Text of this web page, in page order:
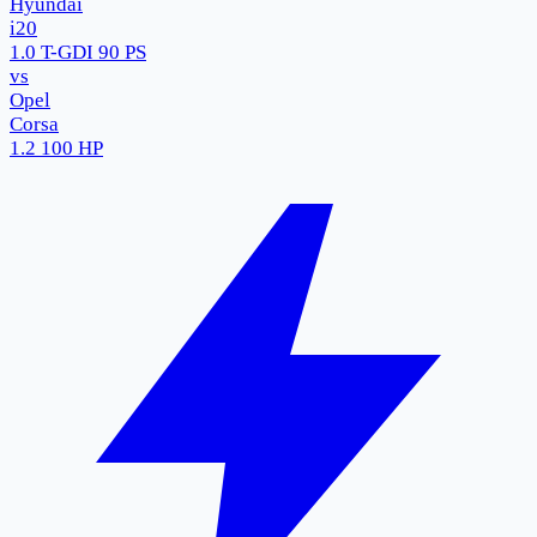
i20
1.0 T-GDI 90 PS
vs
Opel
Corsa
1.2 100 HP